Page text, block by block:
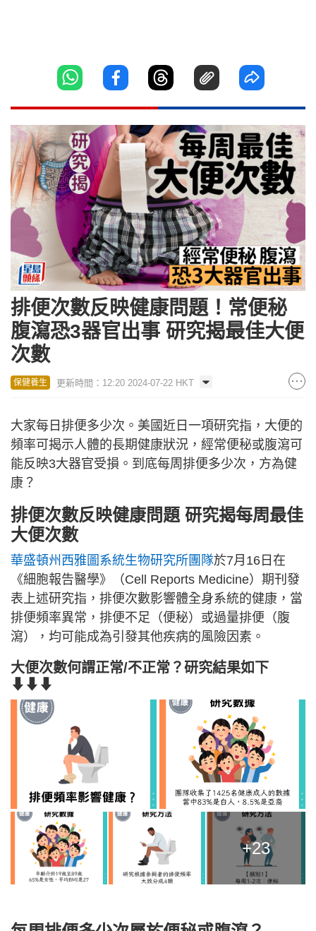
排便次數反映健康問題！常便秘
腹瀉恐3器官出事 研究揭最佳大便
次數
保健養生 更新時間：12:20 2024-07-22 HKT
大家每日排便多少次。美國近日一項研究指，大便的
頻率可揭示人體的長期健康狀況，經常便秘或腹瀉可
能反映3大器官受損。到底每周排便多少次，方為健
康？
排便次數反映健康問題 研究揭每周最佳
大便次數
華盛頓州西雅圖系統生物研究所團隊於7月16日在
《細胞報告醫學》（Cell Reports Medicine）期刊發
表上述研究指，排便次數影響體全身系統的健康，當
排便頻率異常，排便不足（便秘）或過量排便（腹
瀉），均可能成為引發其他疾病的風險因素。
大便次數何謂正常/不正常？研究結果如下
⬇⬇⬇
+23